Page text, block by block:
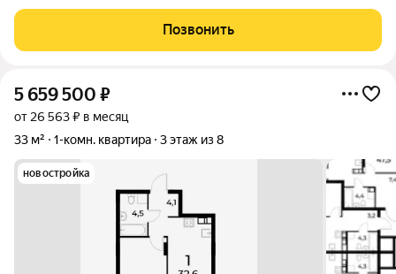
светлая , установлены пластиковые стеклопакеты, заменена
сантехника,
Позвонить
5 659 500 ₽
от 26 563 ₽ в месяц
33 м²
1-комн. квартира 3 этаж из 8
новостройка